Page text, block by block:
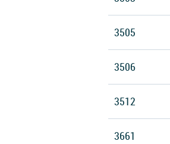
3505
3506
3512
3661